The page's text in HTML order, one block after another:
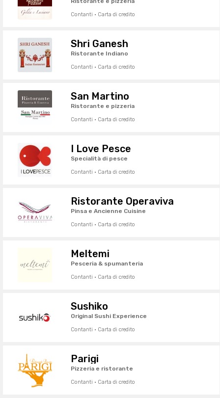
Contanti · Carta di credito
Shri Ganesh
Ristorante Indiano
Contanti · Carta di credito
San Martino
Ristorante e pizzeria
Contanti · Carta di credito
I Love Pesce
Specialità di pesce
Contanti · Carta di credito
Ristorante Operaviva
Pinsa e Ancienne Cuisine
Contanti · Carta di credito
Meltemi
Pesceria & spumanteria
Contanti · Carta di credito
Sushiko
Original Sushi Experience
Contanti · Carta di credito
Parigi
Pizzeria e ristorante
Contanti · Carta di credito